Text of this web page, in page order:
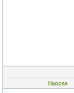
Haoose